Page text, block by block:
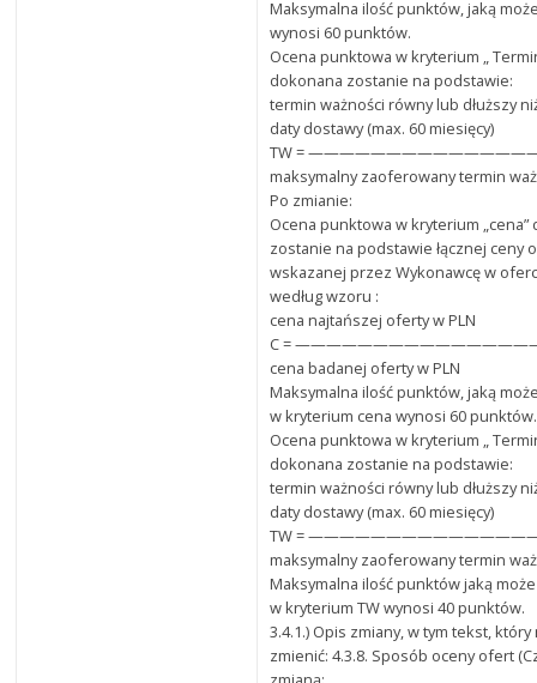
Maksymalna ilość punktów, jaką
wynosi 60 punktów.
Ocena punktowa w kryterium „
dokonana zostanie na podstawie:
termin ważności równy lub dłuższy
daty dostawy (max. 60 miesięcy)
TW =
maksymalny zaoferowany termin
Po zmianie:
Ocena punktowa w kryterium „cena”
zostanie na podstawie łącznej ceny
wskazanej przez Wykonawcę w
według wzoru :
cena najtańszej oferty w PLN
C = ————————————————
cena badanej oferty w PLN
Maksymalna ilość punktów, jaką
w kryterium cena wynosi 60 punktów.
Ocena punktowa w kryterium „
dokonana zostanie na podstawie:
termin ważności równy lub dłuższy
daty dostawy (max. 60 miesięcy)
TW =
maksymalny zaoferowany termin
Maksymalna ilość punktów jaką
w kryterium TW wynosi 40 punktów.
3.4.1.) Opis zmiany, w tym tekst,
zmienić: 4.3.8. Sposób oceny ofert